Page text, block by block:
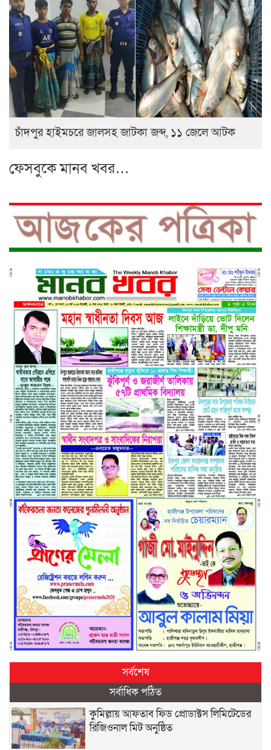
চাঁদপুর হাইমচরে জালসহ জাটকা জব্দ, ১১ জেলে আটক
ফেসবুকে মানব খবর…
সর্বশেষ
সর্বাধিক পঠিত
কুমিল্লায় আফতাব ফিড প্রোডাক্টস লিমিটেডের
রিজিওনাল মিট অনুষ্ঠিত